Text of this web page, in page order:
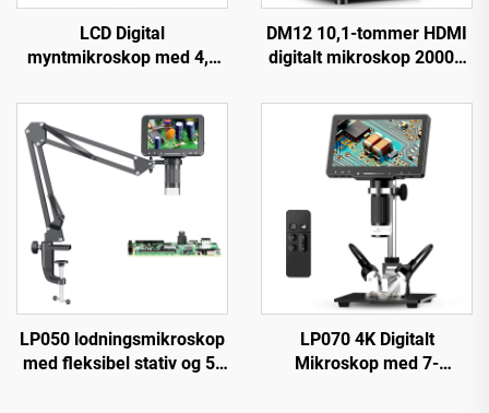
LCD Digital
myntmikroskop med 4,3
myntforstørrelsesglas
med 8 LED'er
DM12 10,1-tommer HDMI
digitalt mikroskop 2000X
LED'er
LP050 lodningsmikroskop
med fleksibel stativ og 5-
LP070 4K Digitalt
Mikroskop med 7-